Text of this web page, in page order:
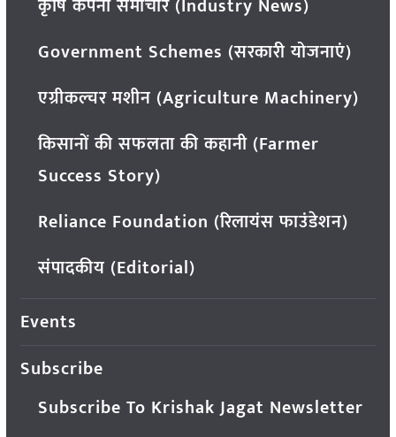
Government Schemes (सरकारी योजनाएं)
एग्रीकल्चर मशीन (Agriculture Machinery)
किसानों की सफलता की कहानी (Farmer
Success Story)
Reliance Foundation (रिलायंस फाउंडेशन)
संपादकीय (Editorial)
Events
Subscribe
Subscribe To Krishak Jagat Newsletter